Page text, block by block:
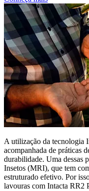
A utilização da tecnologia
acompanhada de práticas
durabilidade. Uma dessas
Insetos (MRI), que tem
estruturado efetivo. Por
lavouras com Intacta RR2